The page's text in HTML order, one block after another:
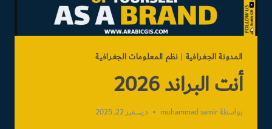
المدونة الجغرافية | نظم المعلومات الجغرافية
أنت البراند 2026
بواسطةmuhammad samir ديسمبر 22, 2025